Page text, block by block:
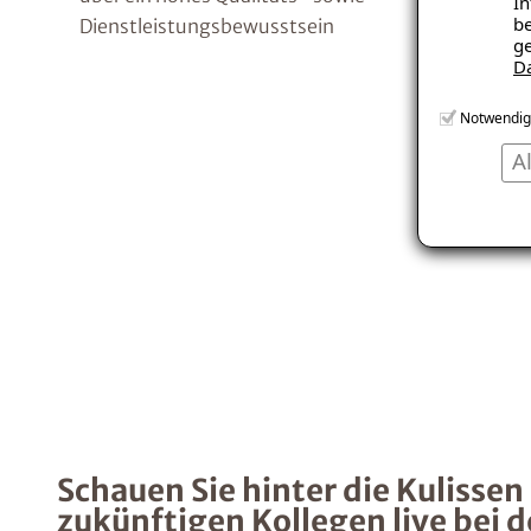
Notwendig
Dienstleistungsbewusstsein
Schauen Sie hinter die
zukünftigen Kollegen live bei